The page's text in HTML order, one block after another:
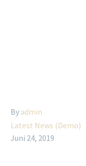
By admin
Latest News (Demo)
Juni 24, 2019